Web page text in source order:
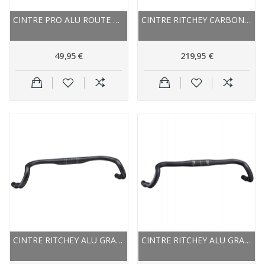
CINTRE PRO ALU ROUTE PLT COMPACT 31.8 NOIR
49,95 €
CINTRE RITCHEY CARBON ROUTE WCS CARBON STREEM...
219,95 €
CINTRE RITCHEY ALU GRAVEL COMP V2 VENTUREMAX... CINTRE RITCHEY ALU GRAVEL WCS VENTUREMAX 31.8...